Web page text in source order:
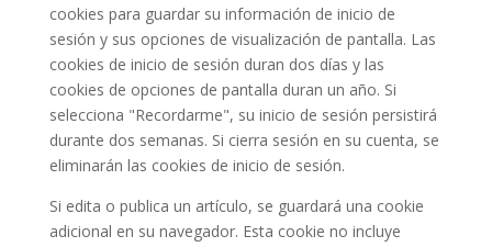
cookies para guardar su información de inicio de
sesión y sus opciones de visualización de pantalla. Las
cookies de inicio de sesión duran dos días y las
cookies de opciones de pantalla duran un año. Si
selecciona "Recordarme", su inicio de sesión persistirá
durante dos semanas. Si cierra sesión en su cuenta, se
eliminarán las cookies de inicio de sesión.
Si edita o publica un artículo, se guardará una cookie
adicional en su navegador. Esta cookie no incluye